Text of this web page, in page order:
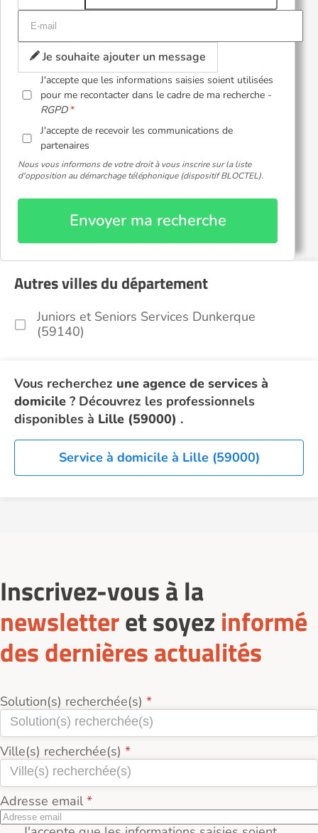
Je souhaite ajouter un message
J'accepte que les informations saisies soient utilisées
pour me recontacter dans le cadre de ma recherche -
RGPD
J'accepte de recevoir les communications de
partenaires
Nous vous informons de votre droit à vous inscrire sur la liste
d'opposition au démarchage téléphonique (dispositif BLOCTEL).
Envoyer ma recherche
Autres villes du département
Juniors et Seniors Services Dunkerque
(59140)
Vous recherchez une agence de services à
domicile ? Découvrez les professionnels
disponibles à Lille (59000) .
Service à domicile à Lille (59000)
Inscrivez-vous à la
newsletteret soyez informé
des dernières actualités
Solution(s) recherchée(s)
Ville(s) recherchée(s)
Adresse email